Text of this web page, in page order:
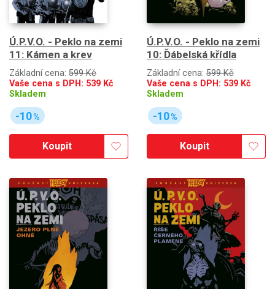
Ú.P.V.O. - Peklo na zemi
11: Kámen a krev
Základní cena: 599 Kč
Vaše cena s DPH: 539 Kč
Skladem
-10%
Koupit
Ú.P.V.O. - Peklo na zemi
10: Ďábelská křídla
Základní cena: 599 Kč
Vaše cena s DPH: 539 Kč
Skladem
-10%
Koupit